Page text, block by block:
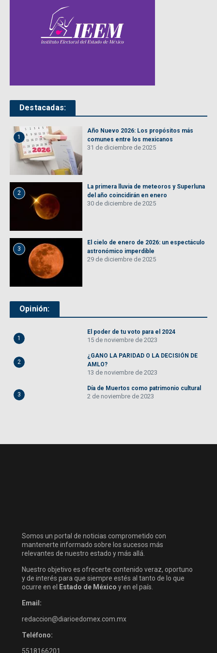
Destacadas:
1
Año Nuevo 2026: Los propósitos más
comunes entre los mexicanos
31 de diciembre de 2025
2
La primera lluvia de meteoros y Superluna
del año coincidirán en enero
30 de diciembre de 2025
3
El cielo de enero de 2026: un espectáculo
astronómico imperdible
29 de diciembre de 2025
Opinión:
1
El poder de tu voto para el 2024
15 de noviembre de 2023
2
¿GANO LA PARIDAD O LA DECISIÓN DE
AMLO?
13 de noviembre de 2023
3
Día de Muertos como patrimonio cultural
2 de noviembre de 2023
Somos un portal de noticias comprometido con
mantenerte informado sobre los sucesos más
relevantes de nuestro estado y más allá.
Nuestro objetivo es ofrecerte contenido veraz, oportuno
y de interés para que siempre estés al tanto de lo que
ocurre en el Estado de México y en el país.
Email:
redaccion@diarioedomex.com.mx
Teléfono:
5518166201